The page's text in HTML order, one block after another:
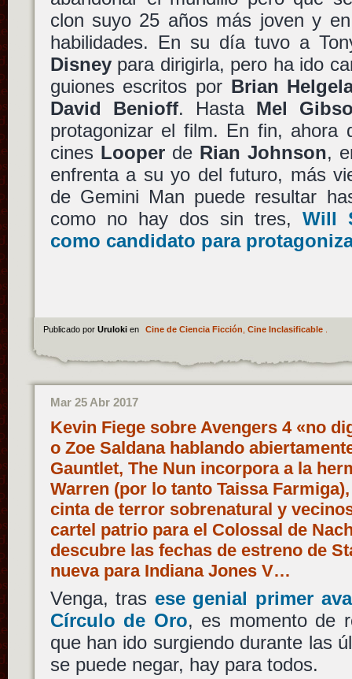
clon suyo 25 años más joven y
habilidades. En su día tuvo a
Disneypara dirigirla, pero ha ido
guiones escritos por Brian
David Benioff. Hasta Mel
protagonizar el film. En fin, ahora
cines Looperde Rian Johnson,
enfrenta a su yo del futuro, más
de Gemini Man puede resultar
como no hay dos sin tres,Will
como candidato para
Publicado por Uruloki en Cine de Ciencia Ficción Cine Inclasificable.
Mar 25 Abr 2017
Kevin Fiege sobre Avengers 4 «no
o Zoe Saldana hablando
Gauntlet, The Nun incorpora a la
Warren (por lo tanto Taissa
cinta de terror sobrenatural y
cartel patrio para el Colossal de
descubre las fechas de estreno de
nueva para Indiana Jones V…
Venga, tras ese genial primer
Círculo de Oro, es momento de
que han ido surgiendo durante las
se puede negar, hay para todos.